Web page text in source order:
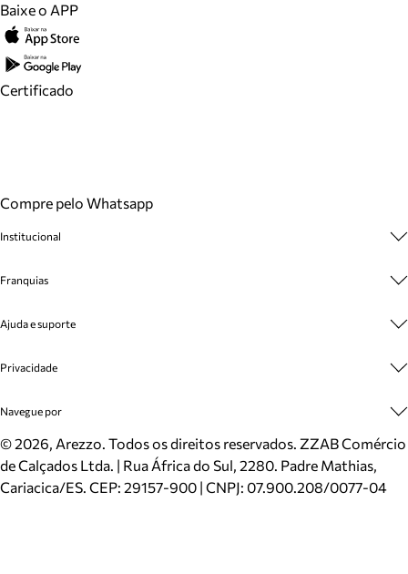
Baixe o APP
Certificado
Compre pelo Whatsapp
Institucional
Cashback
Venda Corporativa
Mapa do Site
Inverno
Mundo Arezzo
Franquias
Plano de Negócio
Ajuda e suporte
Cadastro
Meus Pedidos
Trocas e Devoluções
Cartão Presente
Localizador de lojas
Privacidade
Politica e Privacidade
Navegue por
Sapatos
Bolsas
Scarpins
©2026, Arezzo. Todos os direitos reservados. ZZAB Comércio
de Calçados Ltda. | Rua África do Sul, 2280. Padre Mathias,
Cariacica/ES. CEP: 29157-900 | CNPJ: 07.900.208/0077-04